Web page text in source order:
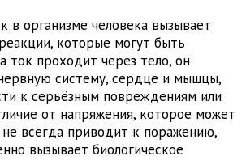
в организме человека вызывает
которые могут быть
ток проходит через тело, он
систему, сердце и мышцы,
к серьёзным повреждениям или
от напряжения, которое может
всегда приводит к поражению,
вызывает биологическое